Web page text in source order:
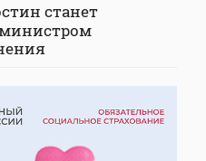
станет